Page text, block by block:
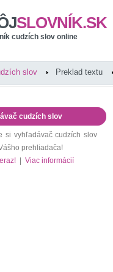
SLOVNÍK.SK
cudzích slov online
slov Preklad textu
cudzích slov
si vyhľadávač cudzích slov
prehliadača!
Viac informácií